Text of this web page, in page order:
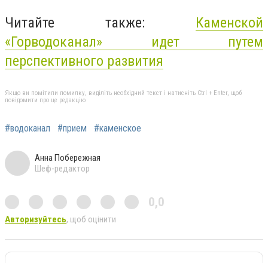
Читайте также: Каменской
«Горводоканал» идет путем
перспективного развития
Якщо ви помітили помилку, виділіть необхідний текст і натисніть Ctrl + Enter, щоб
повідомити про це редакцію
#водоканал #прием #каменское
Анна Побережная
Шеф-редактор
0,0
Авторизуйтесь, щоб оцінити